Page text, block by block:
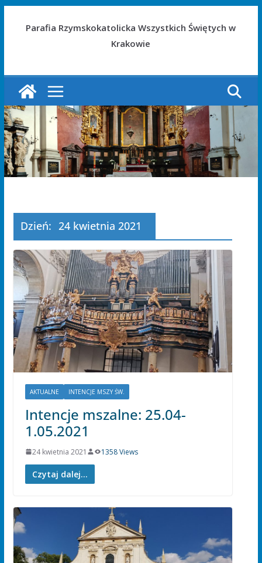
Parafia Rzymskokatolicka Wszystkich Świętych w
Krakowie
Dzień: 24 kwietnia 2021
AKTUALNE INTENCJE MSZY ŚW.
Intencje mszalne: 25.04-
1.05.2021
24 kwietnia 2021 1358 Views
Czytaj dalej...